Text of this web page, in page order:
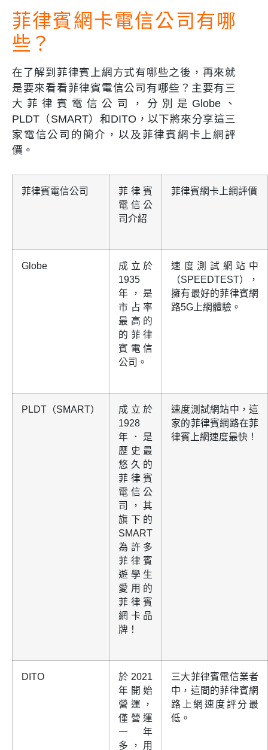
菲律賓網卡電信公司有哪
些？
在了解到菲律賓上網方式有哪些之後，再來就
是要來看看菲律賓電信公司有哪些？主要有三
大菲律賓電信公司，分別是Globe、
PLDT（SMART）和DITO，以下將來分享這三
家電信公司的簡介，以及菲律賓網卡上網評
價。
菲律賓電信公司
菲律賓
電信公
司介紹
菲律賓網卡上網評價
Globe
成立於
1935
年，是
市占率
最高的
的菲律
賓電信
公司。
速度測試網站中
（SPEEDTEST），
擁有最好的菲律賓網
路5G上網體驗。
PLDT（SMART）
成立於
1928
年．是
歷史最
悠久的
菲律賓
電信公
司，其
旗下的
SMART
為許多
菲律賓
遊學生
愛用的
菲律賓
網卡品
牌！
速度測試網站中，這
家的菲律賓網路在菲
律賓上網速度最快！
DITO
於2021
年開始
營運，
僅營運
一年
多，用
三大菲律賓電信業者
中，這間的菲律賓網
路上網速度評分最
低。